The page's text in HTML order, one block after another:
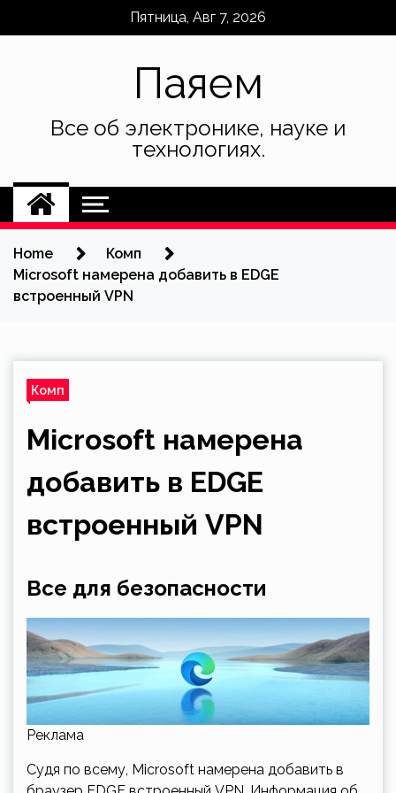
Пятница, Авг 7, 2026
Паяем
Все об электронике, науке и
технологиях.
Home
Комп
Microsoft намерена добавить в EDGE
встроенный VPN
Комп
Microsoft намерена
добавить в EDGE
встроенный VPN
Все для безопасности
Реклама
Судя по всему, Microsoft намерена добавить в